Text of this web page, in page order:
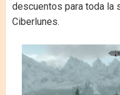
descuentos para toda la
Ciberlunes.